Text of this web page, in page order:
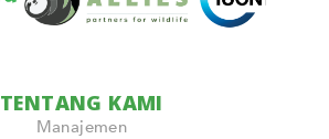
TENTANG KAMI
Manajemen